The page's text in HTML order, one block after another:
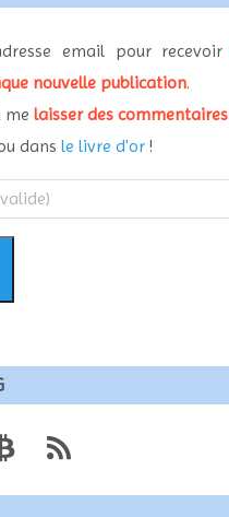
email pour recevoir
nouvelle publication.
me laisser des commentaires
dans le livre d'or !